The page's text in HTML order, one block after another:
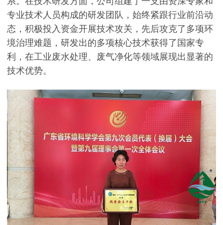
专业技术人员构成的研发团队，始终紧跟行业前沿动
态，积极投入资金开展技术攻关，先后攻克了多项环
境治理难题，研发出的多项核心技术获得了国家专
利，在工业废水处理、废气净化等领域展现出显著的
技术优势。